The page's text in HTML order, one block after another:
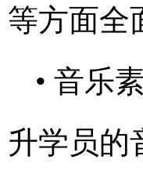
等方面全
• 音乐
升学员的